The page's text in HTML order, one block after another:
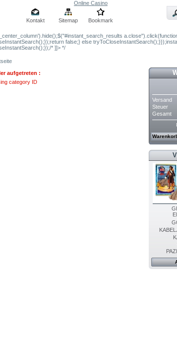
Online Casino
Kontakt Sitemap Bookmark
false;} else
* ]]> */
aufgetreten :
category ID
Versand
Steuer
Gesamt